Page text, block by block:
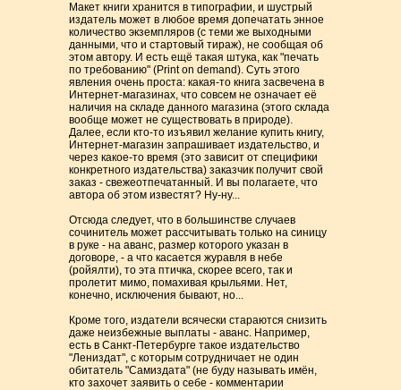
Макет книги хранится в типографии, и шустрый
издатель может в любое время допечатать энное
количество экземпляров (с теми же выходными
данными, что и стартовый тираж), не сообщая об
этом автору. И есть ещё такая штука, как "печать
по требованию" (Print on demand). Суть этого
явления очень проста: какая-то книга засвечена в
Интернет-магазинах, что совсем не означает её
наличия на складе данного магазина (этого склада
вообще может не существовать в природе).
Далее, если кто-то изъявил желание купить книгу,
Интернет-магазин запрашивает издательство, и
через какое-то время (это зависит от специфики
конкретного издательства) заказчик получит свой
заказ - свежеотпечатанный. И вы полагаете, что
автора об этом известят? Ну-ну...
Отсюда следует, что в большинстве случаев
сочинитель может рассчитывать только на синицу
в руке - на аванс, размер которого указан в
договоре, - а что касается журавля в небе
(ройялти), то эта птичка, скорее всего, так и
пролетит мимо, помахивая крыльями. Нет,
конечно, исключения бывают, но...
Кроме того, издатели всячески стараются снизить
даже неизбежные выплаты - аванс. Например,
есть в Санкт-Петербурге такое издательство
"Лениздат", с которым сотрудничает не один
обитатель "Самиздата" (не буду называть имён,
кто захочет заявить о себе - комментарии